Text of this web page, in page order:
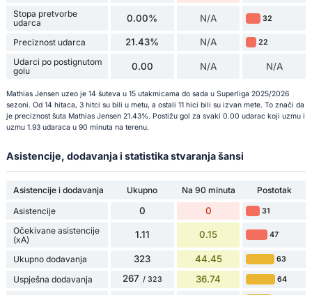
Stopa pretvorbe
udarca
0.00% N/A 32
Preciznost udarca 21.43% N/A 22
Udarci po postignutom
golu
0.00 N/A N/A
Mathias Jensen uzeo je 14 šuteva u 15 utakmicama do sada u Superliga 2025/2026
sezoni. Od 14 hitaca, 3 hitci su bili u metu, a ostali 11 hici bili su izvan mete. To znači da
je preciznost šuta Mathias Jensen 21.43%. Postižu gol za svaki 0.00 udarac koji uzmu i
uzmu 1.93 udaraca u 90 minuta na terenu.
Asistencije, dodavanja i statistika stvaranja šansi
Asistencije i dodavanja Ukupno Na 90 minuta
Postotak
Asistencije
0 0 31
Očekivane asistencije
(xA)
1.11 0.15 47
Ukupno dodavanja 323 44.45 63
Uspješna dodavanja 267 / 323 36.74 64